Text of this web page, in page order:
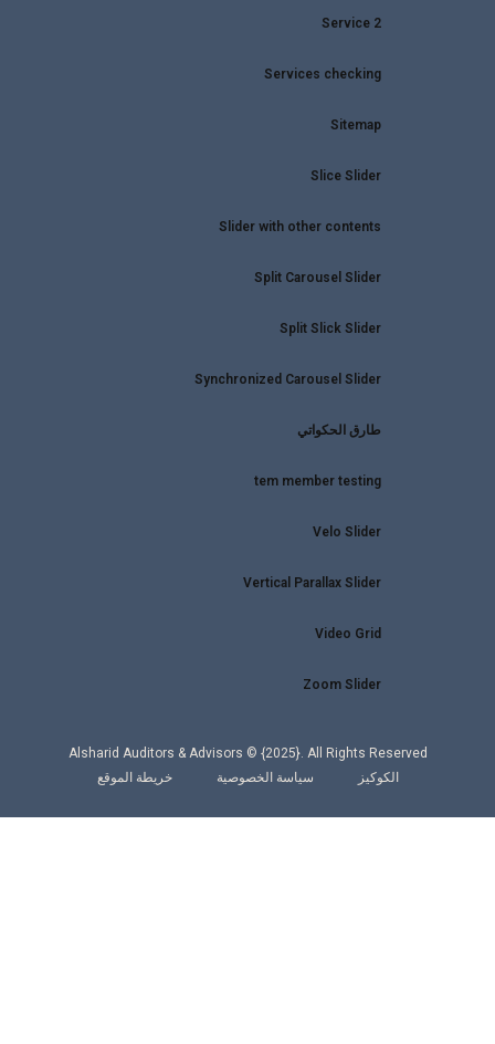
Service 2
Services checking
Sitemap
Slice Slider
Slider with other contents
Split Carousel Slider
Split Slick Slider
Synchronized Carousel Slider
طارق الحكواتي
tem member testing
Velo Slider
Vertical Parallax Slider
Video Grid
Zoom Slider
Alsharid Auditors & Advisors © {2025}. All Rights Reserved
الكوكيز
سياسة الخصوصية خريطة الموقع